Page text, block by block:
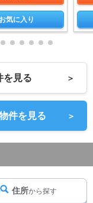
お気に入り
を見る ＞
件を見る ＞
住所から探す